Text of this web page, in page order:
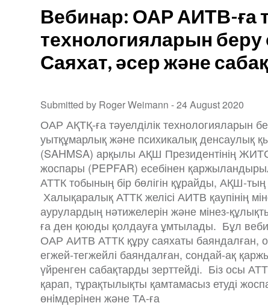
Вебинар: ОАР АИТВ-ға
технологияларын
Саяхат, әсер және
Submitted by Roger Weimann -24 August 2020
ОАР АҚТҚ-ға тәуелділік технологияларын
уытқұмарлық және психикалық денсаулық
(SAHMSA) арқылы АҚШ Президентінің
жоспары (PEPFAR) есебінен
АТТК тобының бір бөлігін құрайды, АҚШ-тың
Халықаралық АТТК желісі АИТВ қаупінің
аурулардың нәтижелерін және мінез-
ға ден қоюды қолдауға ұмтылады. Бұл
ОАР АИТВ АТТК құру саяхаты баяндалған,
егжей-тегжейлі баяндалған, сондай-ақ
үйренген сабақтарды зерттейді. Біз осы
қарап, тұрақтылықты қамтамасыз етуді
өнiмдерiнен және ТА-ға